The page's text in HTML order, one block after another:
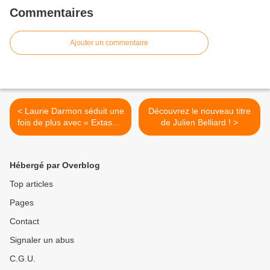
Commentaires
Ajouter un commentaire
< Laurie Darmon séduit une
fois de plus avec « Extase »
!
Découvrez le nouveau titre
de Julien Belliard ! >
Hébergé par Overblog
Top articles
Pages
Contact
Signaler un abus
C.G.U.